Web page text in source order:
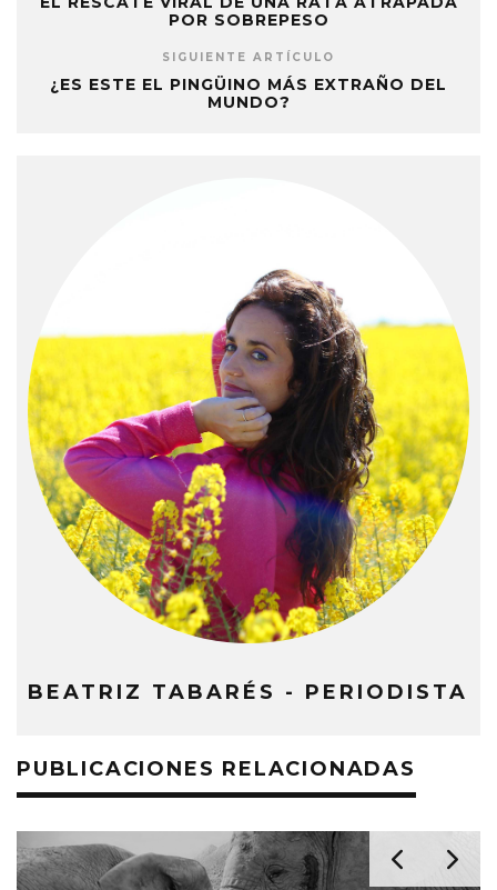
POR SOBREPESO
SIGUIENTE ARTÍCULO
¿ES ESTE EL PINGÜINO MÁS EXTRAÑO DEL
MUNDO?
BEATRIZ TABARÉS - PERIODISTA
PUBLICACIONES RELACIONADAS